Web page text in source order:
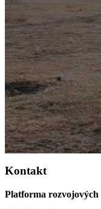
Kontakt
Platforma